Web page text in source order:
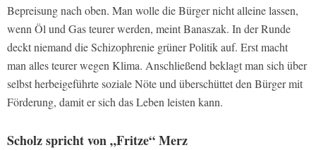
Bepreisung nach oben. Man wolle die Bürger nicht alleine lassen,
wenn Öl und Gas teurer werden, meint Banaszak. In der Runde
deckt niemand die Schizophrenie grüner Politik auf. Erst macht
man alles teurer wegen Klima. Anschließend beklagt man sich über
selbst herbeigeführte soziale Nöte und überschüttet den Bürger mit
Förderung, damit er sich das Leben leisten kann.
Scholz spricht von „Fritze“ Merz